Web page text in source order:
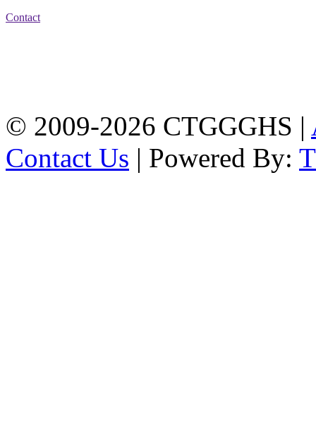
Contact
© 2009-2026 CTGGGHS |
Contact Us | Powered By: